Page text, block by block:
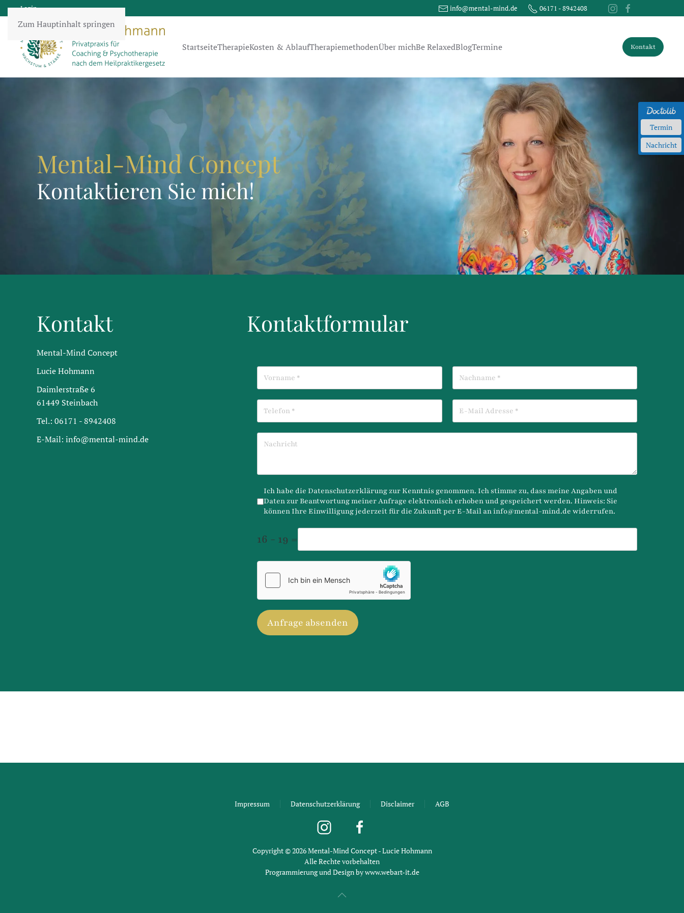
Zum Hauptinhalt springen
Login info@mental-mind.de 06171 - 8942408
StartseiteTherapieKosten & AblaufTherapiemethodenÜber michBe RelaxedBlogTermine Kontakt
Mental-Mind Concept
Kontaktieren Sie mich!
Kontakt
Mental-Mind Concept
Lucie Hohmann
Daimlerstraße 6
61449 Steinbach
Tel.: 06171 - 8942408
E-Mail: info@mental-mind.de
Kontaktformular
Datenschutz*
Ich habe dieDatenschutzerklärungzur Kenntnis genommen. Ich stimme zu, dass meine Angaben und
Daten zur Beantwortung meiner Anfrage elektronisch erhoben und gespeichert werden. Hinweis: Sie
können Ihre Einwilligung jederzeit für die Zukunft per E-Mail aninfo@mental-mind.de widerrufen.
16 - 19 =
hCaptcha
Anfrage absenden
Impressum Datenschutzerklärung Disclaimer AGB
Copyright ©2026Mental-Mind Concept - Lucie Hohmann
Alle Rechte vorbehalten
Programmierung und Design bywww.webart-it.de
Termin
Nachricht